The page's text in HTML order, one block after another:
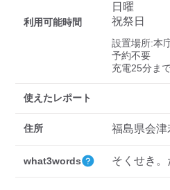
三菱ディーラーを表示
利用可能時間
日曜
祝祭日
設置場所:本
予約不要
充電25分まで
使えたレポート
住所 福島県会
what3words そくせき